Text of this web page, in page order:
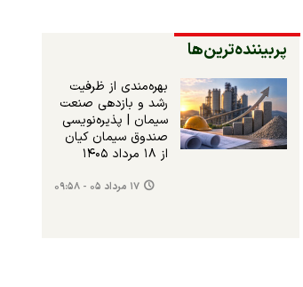
پربیننده‌ترین‌ها
بهره‌مندی از ظرفیت
رشد و بازدهی صنعت
سیمان | پذیره‌نویسی
صندوق سیمان کیان
از ۱۸ مرداد ۱۴۰۵
۱۷ مرداد ۰۵ - ۰۹:۵۸